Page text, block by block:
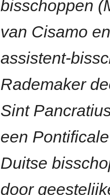
bisschoppen
van Cisamo
assistent-
Rademaker
Sint
een
Duitse
door